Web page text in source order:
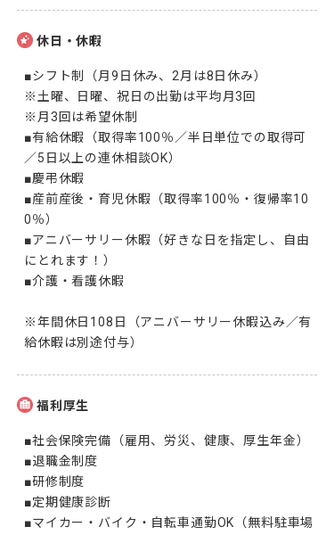
休日・休暇
■シフト制（月9日休み、2月は8日休み）
※土曜、日曜、祝日の出勤は平均月3回
※月3回は希望休制
■有給休暇（取得率100％／半日単位での取得可
／5日以上の連休相談OK）
■慶弔休暇
■産前産後・育児休暇（取得率100％・復帰率10
0％）
■アニバーサリー休暇（好きな日を指定し、自由
にとれます！）
■介護・看護休暇
※年間休日108日（アニバーサリー休暇込み／有
給休暇は別途付与）
福利厚生
■社会保険完備（雇用、労災、健康、厚生年金）
■退職金制度
■研修制度
■定期健康診断
■マイカー・バイク・自転車通勤OK（無料駐車場